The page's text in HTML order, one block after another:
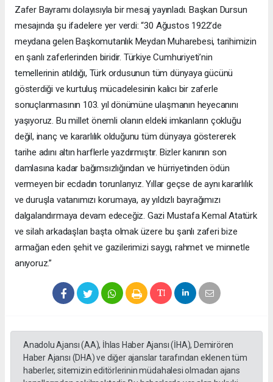
Zafer Bayramı dolayısıyla bir mesaj yayınladı. Başkan Dursun
mesajında şu ifadelere yer verdi: “30 Ağustos 1922’de
meydana gelen Başkomutanlık Meydan Muharebesi, tarihimizin
en şanlı zaferlerinden biridir. Türkiye Cumhuriyeti’nin
temellerinin atıldığı, Türk ordusunun tüm dünyaya gücünü
gösterdiği ve kurtuluş mücadelesinin kalıcı bir zaferle
sonuçlanmasının 103. yıl dönümüne ulaşmanın heyecanını
yaşıyoruz. Bu millet önemli olanın eldeki imkanların çokluğu
değil, inanç ve kararlılık olduğunu tüm dünyaya göstererek
tarihe adını altın harflerle yazdırmıştır. Bizler kanının son
damlasına kadar bağımsızlığından ve hürriyetinden ödün
vermeyen bir ecdadın torunlarıyız. Yıllar geçse de aynı kararlılık
ve duruşla vatanımızı korumaya, ay yıldızlı bayrağımızı
dalgalandırmaya devam edeceğiz. Gazi Mustafa Kemal Atatürk
ve silah arkadaşları başta olmak üzere bu şanlı zaferi bize
armağan eden şehit ve gazilerimizi saygı, rahmet ve minnetle
anıyoruz.”
Anadolu Ajansı (AA), İhlas Haber Ajansı (İHA), Demirören
Haber Ajansı (DHA) ve diğer ajanslar tarafından eklenen tüm
haberler, sitemizin editörlerinin müdahalesi olmadan ajans